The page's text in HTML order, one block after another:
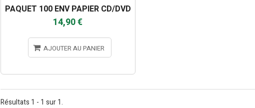
PAQUET 100 ENV PAPIER CD/DVD
14,90 €
AJOUTER AU PANIER
Résultats 1 - 1 sur 1.